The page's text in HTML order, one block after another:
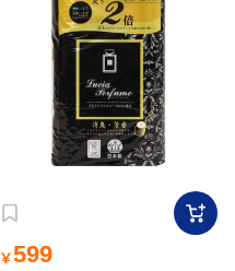
￥599